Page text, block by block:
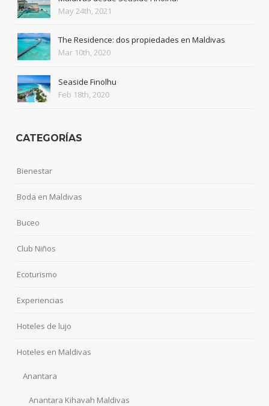
May 24th, 2021
The Residence: dos propiedades en Maldivas
Mar 10th, 2020
Seaside Finolhu
Feb 18th, 2020
CATEGORÍAS
Bienestar
Boda en Maldivas
Buceo
Club Niños
Ecoturismo
Experiencias
Hoteles de lujo
Hoteles en Maldivas
Anantara
Anantara Kihavah Maldivas